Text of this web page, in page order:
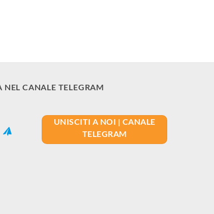
NEL CANALE TELEGRAM
UNISCITI A NOI | CANALE
TELEGRAM